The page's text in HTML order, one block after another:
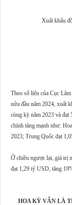
Xuất khẩu
Theo số liệu của Cục
nửa đầu năm 2024, xuất
cùng kỳ năm 2023 và đạt
chính tăng mạnh như:
2023; Trung Quốc đạt
Ở chiều ngược lại, giá trị
đạt 1,29 tỷ USD, tăng
HOA KỲ VẪN LÀ